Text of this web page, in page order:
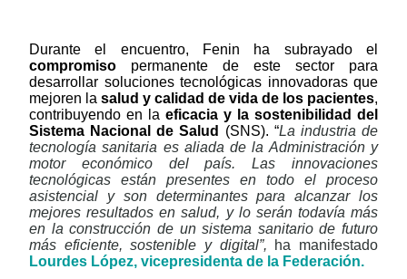
Durante el encuentro, Fenin ha subrayado el
compromiso permanente de este sector para
desarrollar soluciones tecnológicas innovadoras que
mejoren la salud y calidad de vida de los pacientes,
contribuyendo en la eficacia y la sostenibilidad del
Sistema Nacional de Salud
(SNS). “La industria de
tecnología sanitaria es aliada de la Administración y
motor económico del país. Las innovaciones
tecnológicas están presentes en todo el proceso
asistencial y son determinantes para alcanzar los
mejores resultados en salud, y lo serán todavía más
en la construcción de un sistema sanitario de futuro
más eficiente, sostenible y digital”, ha manifestado
Lourdes López, vicepresidenta de la Federación.